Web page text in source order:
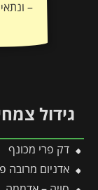
גידול
דק פרי מכונף
אדניום מרובה